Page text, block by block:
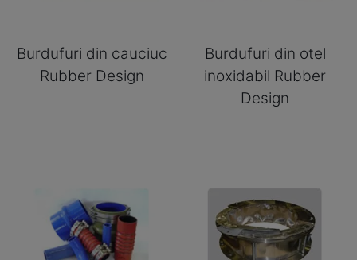
Burdufuri din cauciuc
Rubber Design
Burdufuri din otel
inoxidabil Rubber
Design